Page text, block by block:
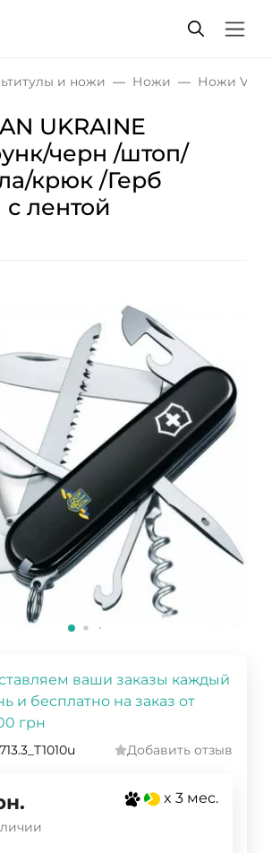
и ножи Ножи Ножи
UKRAINE
черн /штоп/
крюк /Герб
лентой
ваши заказы каждый
и бесплатно на заказ от
грн
Добавить отзыв
x 3 мес.